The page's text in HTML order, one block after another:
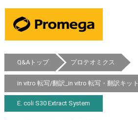
Q&Aトップ プロテオミクス
in vitro 転写/翻訳_in vitro 転写・翻訳キット
E. coli S30 Extract System